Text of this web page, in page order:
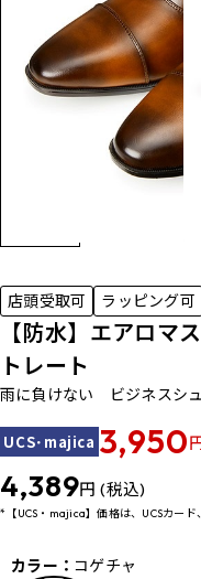
店頭受取可 ラッピング可
【防水】エアロマ
トレート
雨に負けない ビジネスシ
UCS･majica 3,950
4,389円 (税込)
*【UCS・majica】価格は、UCSカー
カラー： コゲチャ